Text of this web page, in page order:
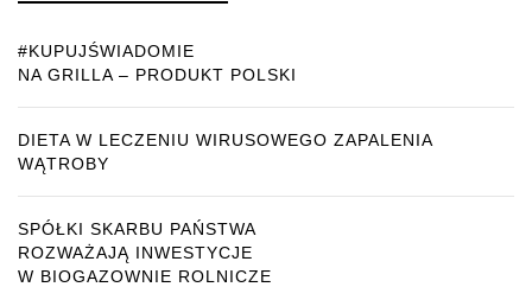
#KUPUJŚWIADOMIE
NA GRILLA – PRODUKT POLSKI
DIETA W LECZENIU WIRUSOWEGO ZAPALENIA
WĄTROBY
SPÓŁKI SKARBU PAŃSTWA
ROZWAŻAJĄ INWESTYCJE
W BIOGAZOWNIE ROLNICZE